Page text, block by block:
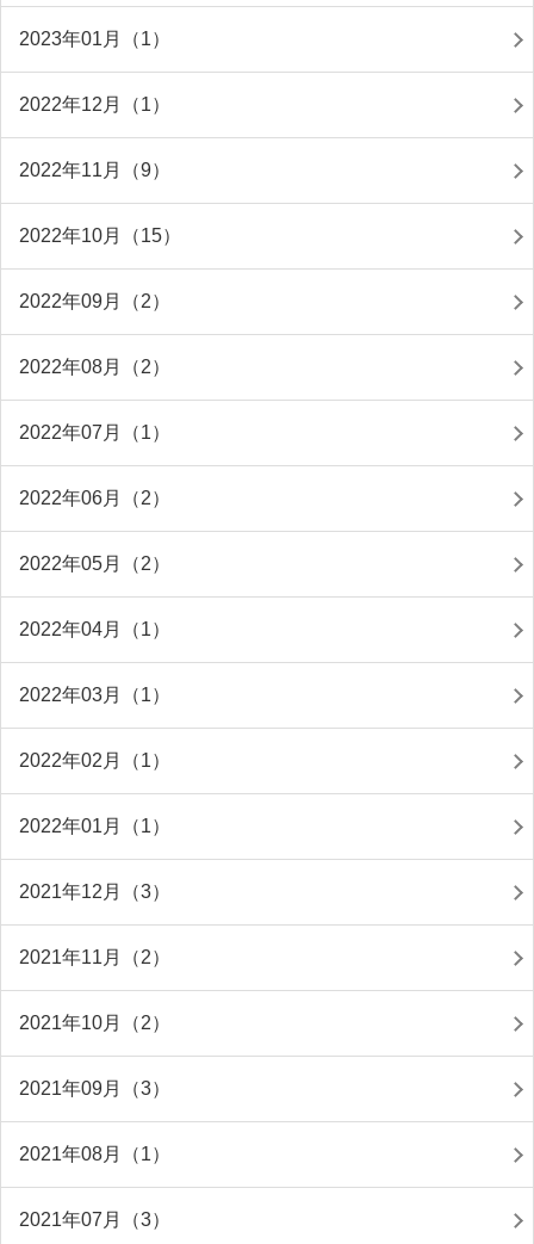
2023年01月（1）
2022年12月（1）
2022年11月（9）
2022年10月（15）
2022年09月（2）
2022年08月（2）
2022年07月（1）
2022年06月（2）
2022年05月（2）
2022年04月（1）
2022年03月（1）
2022年02月（1）
2022年01月（1）
2021年12月（3）
2021年11月（2）
2021年10月（2）
2021年09月（3）
2021年08月（1）
2021年07月（3）